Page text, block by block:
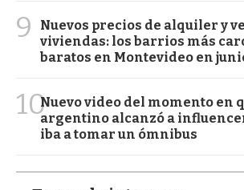
9
Nuevos precios de alquiler y
viviendas: los barrios más
baratos en Montevideo en
10Nuevo video del momento en
argentino alcanzó a
iba a tomar un ómnibus